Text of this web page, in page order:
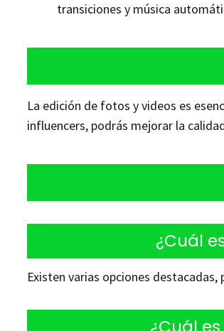
transiciones y música
La edición de fotos y videos es
influencers, podrás mejorar la
¿Cuál
Existen varias opciones